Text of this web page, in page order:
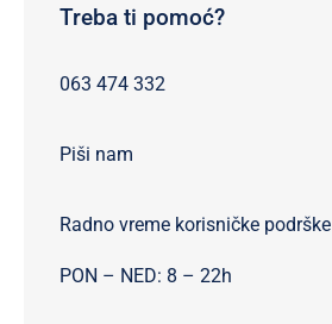
Treba ti pomoć?
063 474 332
Piši nam
Radno vreme korisničke podrške
PON – NED: 8 – 22h